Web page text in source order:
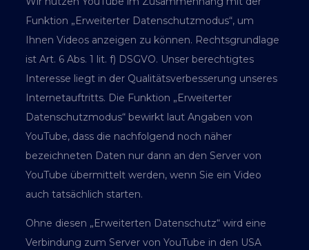
Funktion „Erweiterter Datenschutzmodus“, um
Ihnen Videos anzeigen zu können. Rechtsgrundlage
ist Art. 6 Abs. 1 lit. f) DSGVO. Unser berechtigtes
Interesse liegt in der Qualitätsverbesserung unseres
Internetauftritts. Die Funktion „Erweiterter
Datenschutzmodus“ bewirkt laut Angaben von
YouTube, dass die nachfolgend noch näher
bezeichneten Daten nur dann an den Server von
YouTube übermittelt werden, wenn Sie ein Video
auch tatsächlich starten.
Ohne diesen „Erweiterten Datenschutz“ wird eine
Verbindung zum Server von YouTube in den USA